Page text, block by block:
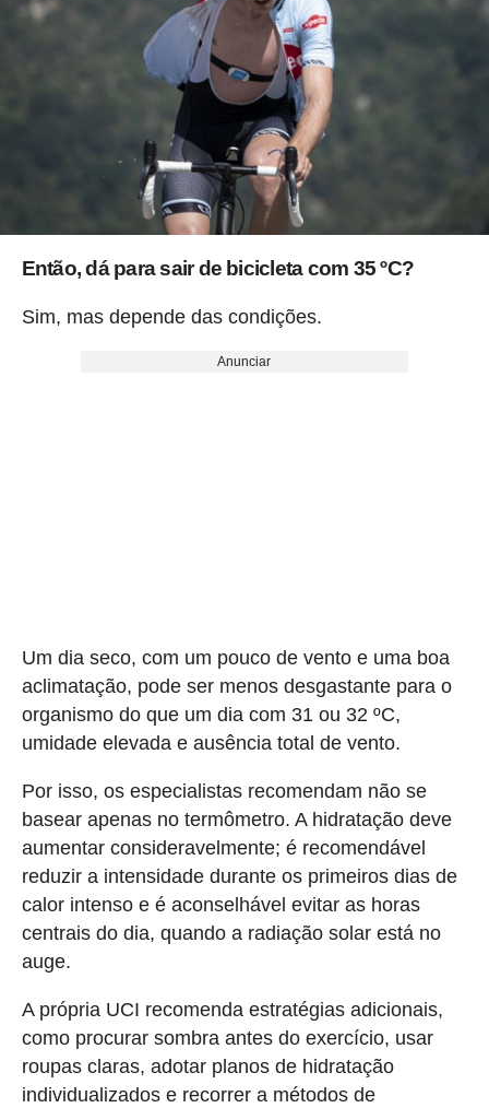
Então, dá para sair de bicicleta com 35 ºC?
Sim, mas depende das condições.
Anunciar
Um dia seco, com um pouco de vento e uma boa
aclimatação, pode ser menos desgastante para o
organismo do que um dia com 31 ou 32 ºC,
umidade elevada e ausência total de vento.
Por isso, os especialistas recomendam não se
basear apenas no termômetro. A hidratação deve
aumentar consideravelmente; é recomendável
reduzir a intensidade durante os primeiros dias de
calor intenso e é aconselhável evitar as horas
centrais do dia, quando a radiação solar está no
auge.
A própria UCI recomenda estratégias adicionais,
como procurar sombra antes do exercício, usar
roupas claras, adotar planos de hidratação
individualizados e recorrer a métodos de